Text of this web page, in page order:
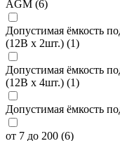
AGM (6)
Допустимая ёмкость
(12В х 2шт.) (1)
Допустимая ёмкость
(12В х 4шт.) (1)
Допустимая ёмкость
от 7 до 200 (6)